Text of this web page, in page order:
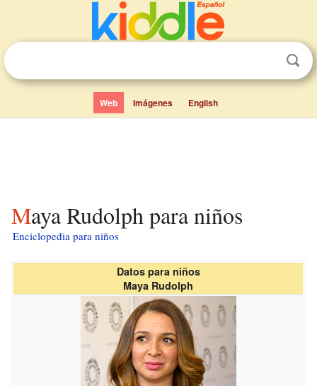
Web Imágenes English
Maya Rudolph para niños
Enciclopedia para niños
Datos para niños
Maya Rudolph